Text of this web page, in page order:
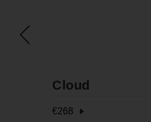
Cloud
€268